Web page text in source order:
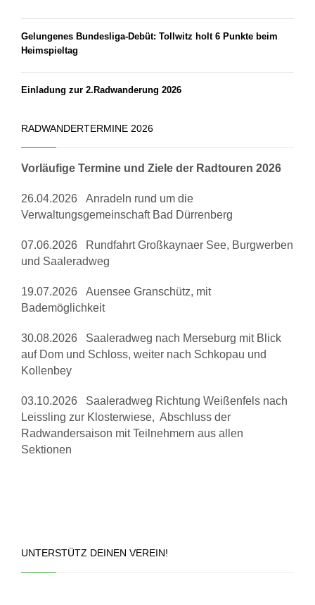
Gelungenes Bundesliga-Debüt: Tollwitz holt 6 Punkte beim
Heimspieltag
Einladung zur 2.Radwanderung 2026
RADWANDERTERMINE 2026
Vorläufige Termine und Ziele der Radtouren 2026
26.04.2026 Anradeln rund um die
Verwaltungsgemeinschaft Bad Dürrenberg
07.06.2026 Rundfahrt Großkaynaer See, Burgwerben
und Saaleradweg
19.07.2026 Auensee Granschütz, mit
Bademöglichkeit
30.08.2026 Saaleradweg nach Merseburg mit Blick
auf Dom und Schloss, weiter nach Schkopau und
Kollenbey
03.10.2026 Saaleradweg Richtung Weißenfels nach
Leissling zur Klosterwiese, Abschluss der
Radwandersaison mit Teilnehmern aus allen
Sektionen
UNTERSTÜTZ DEINEN VEREIN!